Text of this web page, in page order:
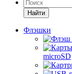
Найти
Флэшки
microSD